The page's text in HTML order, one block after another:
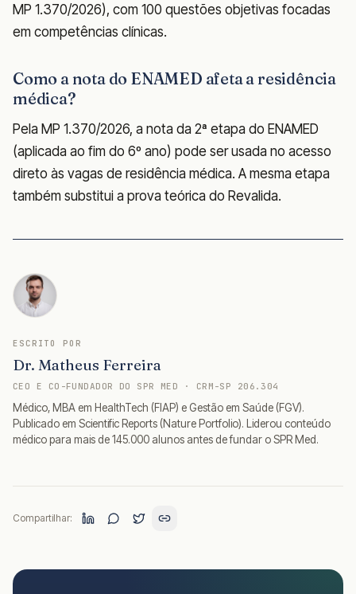
MP 1.370/2026), com 100 questões objetivas focadas
em competências clínicas.
Como a nota do ENAMED afeta a residência
médica?
Pela MP 1.370/2026, a nota da 2ª etapa do ENAMED
(aplicada ao fim do 6º ano) pode ser usada no acesso
direto às vagas de residência médica. A mesma etapa
também substitui a prova teórica do Revalida.
ESCRITO POR
Dr. Matheus Ferreira
CEO E CO-FUNDADOR DO SPR MED · CRM-SP 206.304
Médico, MBA em HealthTech (FIAP) e Gestão em Saúde (FGV).
Publicado em Scientific Reports (Nature Portfolio). Liderou conteúdo
médico para mais de 145.000 alunos antes de fundar o SPR Med.
Compartilhar: